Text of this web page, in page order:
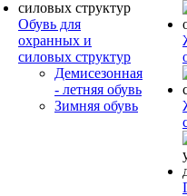
Обувь для
охранных и
силовых структур
Демисезонная
- летняя обувь
Зимняя обувь